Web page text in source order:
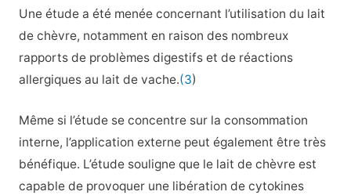
Une étude a été menée concernant l’utilisation du lait
de chèvre, notamment en raison des nombreux
rapports de problèmes digestifs et de réactions
allergiques au lait de vache.(3)
Même si l’étude se concentre sur la consommation
interne, l’application externe peut également être très
bénéfique. L’étude souligne que le lait de chèvre est
capable de provoquer une libération de cytokines